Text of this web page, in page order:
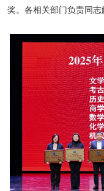
奖。各相关部门负责同志